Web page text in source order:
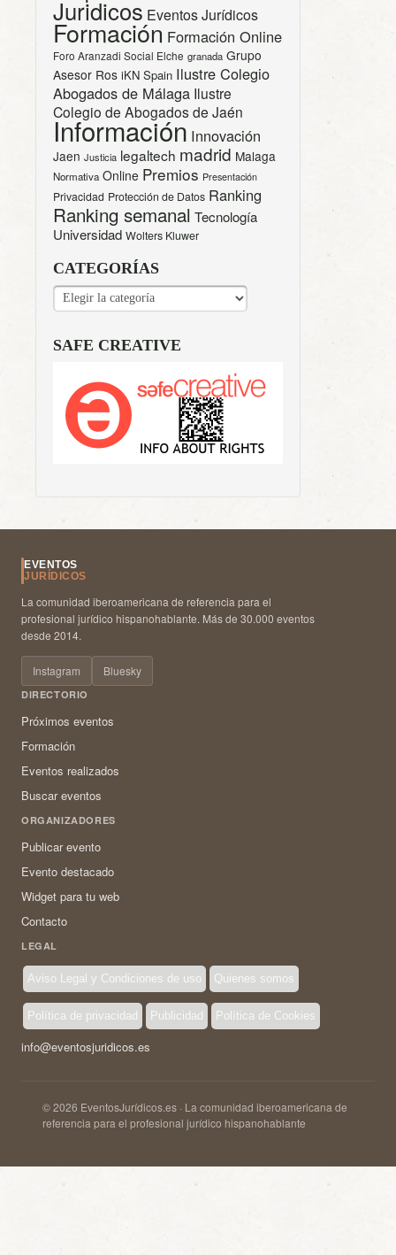
Juridicos Eventos Jurídicos
Formación Formación Online
Foro Aranzadi Social Elche granada Grupo
Asesor Ros iKN Spain Ilustre Colegio
Abogados de Málaga Ilustre
Colegio de Abogados de Jaén
Información Innovación
Jaen Justicia legaltech madrid Malaga
Normativa Online Premios Presentación
Privacidad Protección de Datos Ranking
Ranking semanal Tecnología
Universidad Wolters Kluwer
CATEGORÍAS
CATEGORÍAS
SAFE CREATIVE
EVENTOS
JURÍDICOS
La comunidad iberoamericana de referencia para el
profesional jurídico hispanohablante. Más de 30.000 eventos
desde 2014.
Instagram Bluesky
DIRECTORIO
Próximos eventos
Formación
Eventos realizados
Buscar eventos
ORGANIZADORES
Publicar evento
Evento destacado
Widget para tu web
Contacto
LEGAL
Aviso Legal y Condiciones de uso Quienes somos
Política de privacidad Publicidad Política de Cookies
info@eventosjuridicos.es
© 2026 EventosJurídicos.es · La comunidad iberoamericana de
referencia para el profesional jurídico hispanohablante